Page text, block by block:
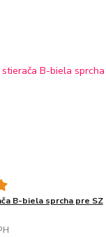
B-biela sprcha pre SZ